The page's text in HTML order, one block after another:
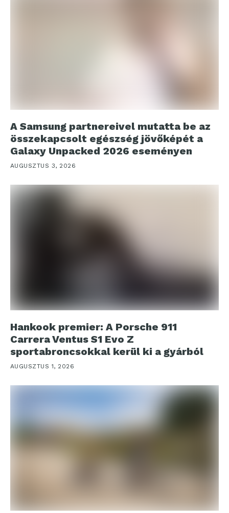
A Samsung partnereivel mutatta be az
összekapcsolt egészség jövőképét a
Galaxy Unpacked 2026 eseményen
AUGUSZTUS 3, 2026
Hankook premier: A Porsche 911
Carrera Ventus S1 Evo Z
sportabroncsokkal kerül ki a gyárból
AUGUSZTUS 1, 2026